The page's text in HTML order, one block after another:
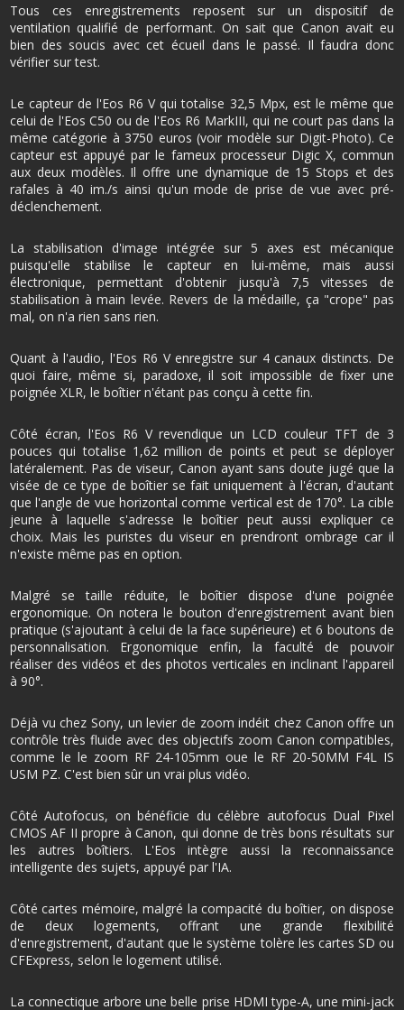
Tous ces enregistrements reposent sur un dispositif de
ventilation qualifié de performant. On sait que Canon avait eu
bien des soucis avec cet écueil dans le passé. Il faudra donc
vérifier sur test.
Le capteur de l'Eos R6 V qui totalise 32,5 Mpx, est le même que
celui de l'Eos C50 ou de l'Eos R6 MarkIII, qui ne court pas dans la
même catégorie à 3750 euros (voir modèle sur Digit-Photo). Ce
capteur est appuyé par le fameux processeur Digic X, commun
aux deux modèles. Il offre une dynamique de 15 Stops et des
rafales à 40 im./s ainsi qu'un mode de prise de vue avec pré-
déclenchement.
La stabilisation d'image intégrée sur 5 axes est mécanique
puisqu'elle stabilise le capteur en lui-même, mais aussi
électronique, permettant d'obtenir jusqu'à 7,5 vitesses de
stabilisation à main levée. Revers de la médaille, ça "crope" pas
mal, on n'a rien sans rien.
Quant à l'audio, l'Eos R6 V enregistre sur 4 canaux distincts. De
quoi faire, même si, paradoxe, il soit impossible de fixer une
poignée XLR, le boîtier n'étant pas conçu à cette fin.
Côté écran, l'Eos R6 V revendique un LCD couleur TFT de 3
pouces qui totalise 1,62 million de points et peut se déployer
latéralement. Pas de viseur, Canon ayant sans doute jugé que la
visée de ce type de boîtier se fait uniquement à l'écran, d'autant
que l'angle de vue horizontal comme vertical est de 170°. La cible
jeune à laquelle s'adresse le boîtier peut aussi expliquer ce
choix. Mais les puristes du viseur en prendront ombrage car il
n'existe même pas en option.
Malgré se taille réduite, le boîtier dispose d'une poignée
ergonomique. On notera le bouton d'enregistrement avant bien
pratique (s'ajoutant à celui de la face supérieure) et 6 boutons de
personnalisation. Ergonomique enfin, la faculté de pouvoir
réaliser des vidéos et des photos verticales en inclinant l'appareil
à 90°.
Déjà vu chez Sony, un levier de zoom indéit chez Canon offre un
contrôle très fluide avec des objectifs zoom Canon compatibles,
comme le le zoom RF 24-105mm oue le RF 20-50MM F4L IS
USM PZ. C'est bien sûr un vrai plus vidéo.
Côté Autofocus, on bénéficie du célèbre autofocus Dual Pixel
CMOS AF II propre à Canon, qui donne de très bons résultats sur
les autres boîtiers. L'Eos intègre aussi la reconnaissance
intelligente des sujets, appuyé par l'IA.
Côté cartes mémoire, malgré la compacité du boîtier, on dispose
de deux logements, offrant une grande flexibilité
d'enregistrement, d'autant que le système tolère les cartes SD ou
CFExpress, selon le logement utilisé.
La connectique arbore une belle prise HDMI type-A, une mini-jack